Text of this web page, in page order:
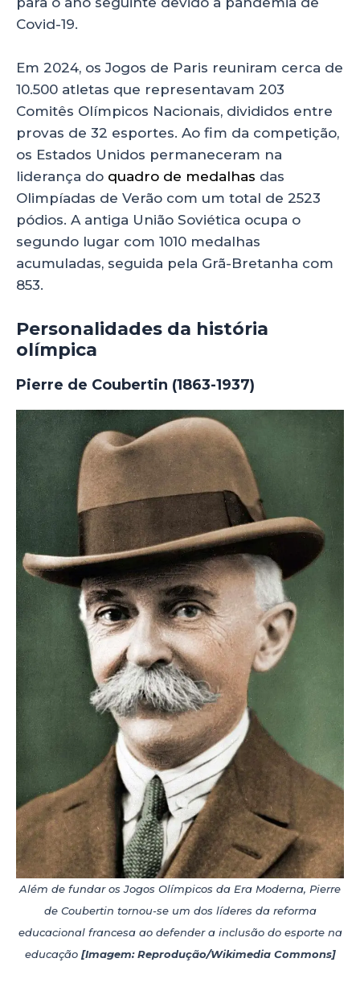
Covid-19.
Em 2024, os Jogos de Paris reuniram cerca de
10.500 atletas que representavam 203
Comitês Olímpicos Nacionais, divididos entre
provas de 32 esportes. Ao fim da competição,
os Estados Unidos permaneceram na
liderança do quadro de medalhas das
Olimpíadas de Verão com um total de 2523
pódios. A antiga União Soviética ocupa o
segundo lugar com 1010 medalhas
acumuladas, seguida pela Grã-Bretanha com
853.
Personalidades da história
olímpica
Pierre de Coubertin (1863-1937)
Além de fundar os Jogos Olímpicos da Era Moderna, Pierre
de Coubertin tornou-se um dos líderes da reforma
educacional francesa ao defender a inclusão do esporte na
educação [Imagem: Reprodução/Wikimedia Commons]